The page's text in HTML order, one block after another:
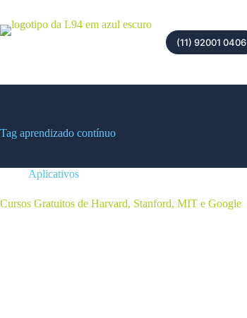
(11) 92001 0406
Tag aprendizado contínuo
Aplicativos
Cursos Gratuitos de Harvard, Stanford, MIT e Google